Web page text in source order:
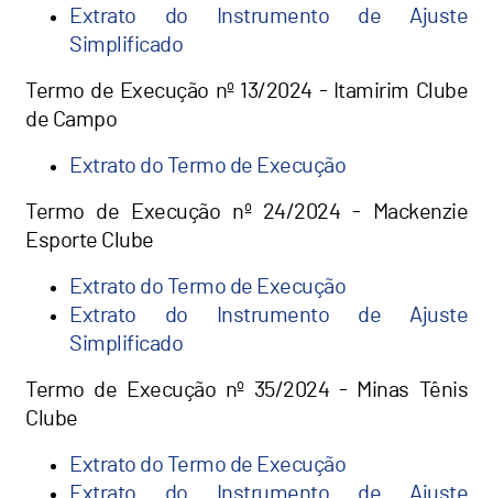
Extrato do Instrumento de Ajuste
Simplificado
Termo de Execução nº 13/2024 - Itamirim Clube
de Campo
Extrato do Termo de Execução
Termo de Execução nº 24/2024 - Mackenzie
Esporte Clube
Extrato do Termo de Execução
Extrato do Instrumento de Ajuste
Simplificado
Termo de Execução nº 35/2024 - Minas Tênis
Clube
Extrato do Termo de Execução
Extrato do Instrumento de Ajuste